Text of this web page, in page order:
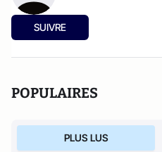
SUIVRE
POPULAIRES
PLUS LUS